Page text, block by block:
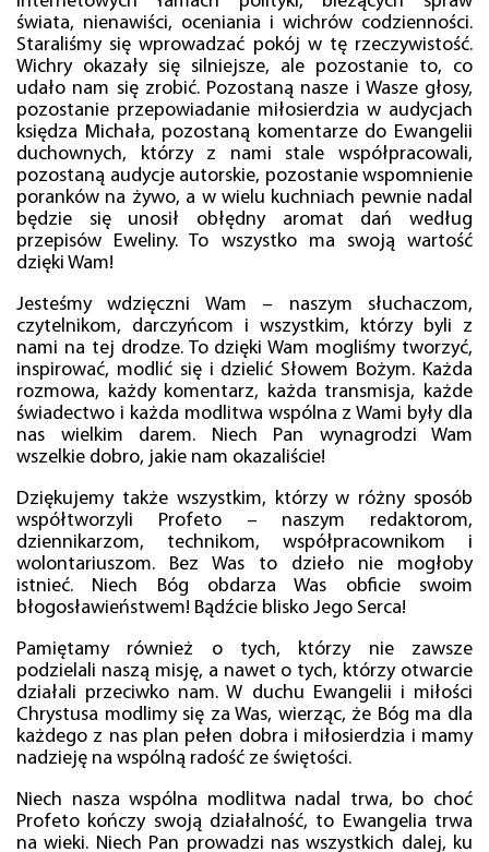
świata, nienawiści, oceniania i wichrów codzienności.
Staraliśmy się wprowadzać pokój w tę rzeczywistość.
Wichry okazały się silniejsze, ale pozostanie to, co
udało nam się zrobić. Pozostaną nasze i Wasze głosy,
pozostanie przepowiadanie miłosierdzia w audycjach
księdza Michała, pozostaną komentarze do Ewangelii
duchownych, którzy z nami stale współpracowali,
pozostaną audycje autorskie, pozostanie wspomnienie
poranków na żywo, a w wielu kuchniach pewnie nadal
będzie się unosił obłędny aromat dań według
przepisów Eweliny. To wszystko ma swoją wartość
dzięki Wam!
Jesteśmy wdzięczni Wam – naszym słuchaczom,
czytelnikom, darczyńcom i wszystkim, którzy byli z
nami na tej drodze. To dzięki Wam mogliśmy tworzyć,
inspirować, modlić się i dzielić Słowem Bożym. Każda
rozmowa, każdy komentarz, każda transmisja, każde
świadectwo i każda modlitwa wspólna z Wami były dla
nas wielkim darem. Niech Pan wynagrodzi Wam
wszelkie dobro, jakie nam okazaliście!
Dziękujemy także wszystkim, którzy w różny sposób
współtworzyli Profeto – naszym redaktorom,
dziennikarzom, technikom, współpracownikom i
wolontariuszom. Bez Was to dzieło nie mogłoby
istnieć. Niech Bóg obdarza Was obficie swoim
błogosławieństwem! Bądźcie blisko Jego Serca!
Pamiętamy również o tych, którzy nie zawsze
podzielali naszą misję, a nawet o tych, którzy otwarcie
działali przeciwko nam. W duchu Ewangelii i miłości
Chrystusa modlimy się za Was, wierząc, że Bóg ma dla
każdego z nas plan pełen dobra i miłosierdzia i mamy
nadzieję na wspólną radość ze świętości.
Niech nasza wspólna modlitwa nadal trwa, bo choć
Profeto kończy swoją działalność, to Ewangelia trwa
na wieki. Niech Pan prowadzi nas wszystkich dalej, ku